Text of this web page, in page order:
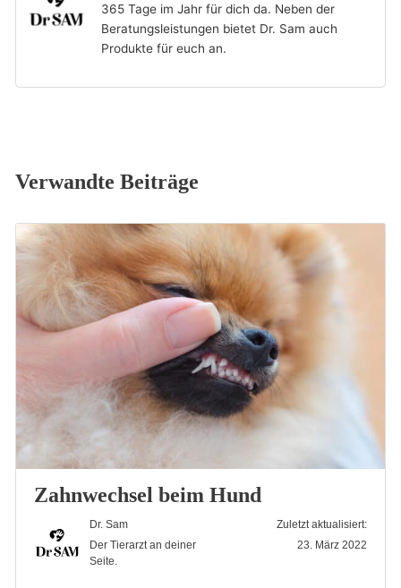
365 Tage im Jahr für dich da. Neben der
Beratungsleistungen bietet Dr. Sam auch
Produkte für euch an.
Verwandte Beiträge
Zahnwechsel beim Hund
Dr. Sam
Der Tierarzt an deiner
Seite.
Zuletzt aktualisiert:
23. März 2022